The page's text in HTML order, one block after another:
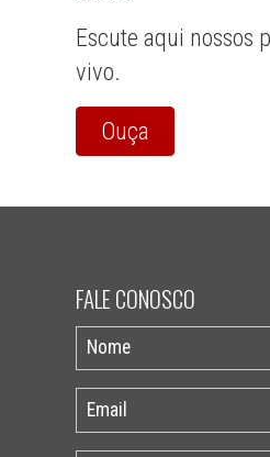
Escute aqui nossos
vivo.
Ouça
FALE CONOSCO